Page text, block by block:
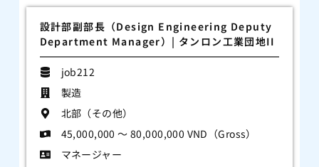
設計部副部長（Design Engineering Deputy
Department Manager）| タンロン工業団地II
job212
製造
北部（その他）
45,000,000 ～ 80,000,000 VND（Gross）
マネージャー